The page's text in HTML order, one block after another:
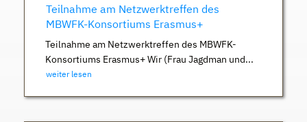
Teilnahme am Netzwerktreffen des
MBWFK-Konsortiums Erasmus+
Teilnahme am Netzwerktreffen des MBWFK-
Konsortiums Erasmus+ Wir (Frau Jagdman und...
weiter lesen